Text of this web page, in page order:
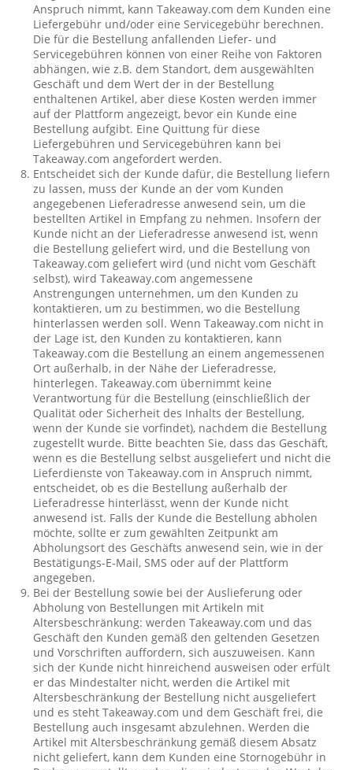
Anspruch nimmt, kann Takeaway.com dem Kunden eine
Liefergebühr und/oder eine Servicegebühr berechnen.
Die für die Bestellung anfallenden Liefer- und
Servicegebühren können von einer Reihe von Faktoren
abhängen, wie z.B. dem Standort, dem ausgewählten
Geschäft und dem Wert der in der Bestellung
enthaltenen Artikel, aber diese Kosten werden immer
auf der Plattform angezeigt, bevor ein Kunde eine
Bestellung aufgibt. Eine Quittung für diese
Liefergebühren und Servicegebühren kann bei
Takeaway.com angefordert werden.
Entscheidet sich der Kunde dafür, die Bestellung liefern
zu lassen, muss der Kunde an der vom Kunden
angegebenen Lieferadresse anwesend sein, um die
bestellten Artikel in Empfang zu nehmen. Insofern der
Kunde nicht an der Lieferadresse anwesend ist, wenn
die Bestellung geliefert wird, und die Bestellung von
Takeaway.com geliefert wird (und nicht vom Geschäft
selbst), wird Takeaway.com angemessene
Anstrengungen unternehmen, um den Kunden zu
kontaktieren, um zu bestimmen, wo die Bestellung
hinterlassen werden soll. Wenn Takeaway.com nicht in
der Lage ist, den Kunden zu kontaktieren, kann
Takeaway.com die Bestellung an einem angemessenen
Ort außerhalb, in der Nähe der Lieferadresse,
hinterlegen. Takeaway.com übernimmt keine
Verantwortung für die Bestellung (einschließlich der
Qualität oder Sicherheit des Inhalts der Bestellung,
wenn der Kunde sie vorfindet), nachdem die Bestellung
zugestellt wurde. Bitte beachten Sie, dass das Geschäft,
wenn es die Bestellung selbst ausgeliefert und nicht die
Lieferdienste von Takeaway.com in Anspruch nimmt,
entscheidet, ob es die Bestellung außerhalb der
Lieferadresse hinterlässt, wenn der Kunde nicht
anwesend ist. Falls der Kunde die Bestellung abholen
möchte, sollte er zum gewählten Zeitpunkt am
Abholungsort des Geschäfts anwesend sein, wie in der
Bestätigungs-E-Mail, SMS oder auf der Plattform
angegeben.
Bei der Bestellung sowie bei der Auslieferung oder
Abholung von Bestellungen mit Artikeln mit
Altersbeschränkung: werden Takeaway.com und das
Geschäft den Kunden gemäß den geltenden Gesetzen
und Vorschriften auffordern, sich auszuweisen. Kann
sich der Kunde nicht hinreichend ausweisen oder erfült
er das Mindestalter nicht, werden die Artikel mit
Altersbeschränkung der Bestellung nicht ausgeliefert
und es steht Takeaway.com und dem Geschäft frei, die
Bestellung auch insgesamt abzulehnen. Werden die
Artikel mit Altersbeschränkung gemäß diesem Absatz
nicht geliefert, kann dem Kunden eine Stornogebühr in